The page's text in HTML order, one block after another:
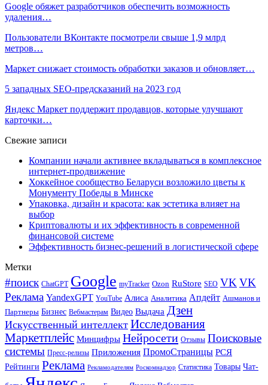
Google обяжет разработчиков обеспечить возможность
удаления…
Пользователи ВКонтакте посмотрели свыше 1,9 млрд
метров…
Маркет снижает стоимость обработки заказов и обновляет…
5 западных SEO-предсказаний на 2023 год
Яндекс Маркет поддержит продавцов, которые улучшают
карточки…
Свежие записи
Компании начали активнее вкладываться в комплексное
интернет-продвижение
Хоккейное сообщество Беларуси возложило цветы к
Монументу Победы в Минске
Упаковка, дизайн и красота: как эстетика влияет на
выбор
Криптовалюты и их эффективность в современной
финансовой системе
Эффективность бизнес-решений в логистической сфере
Метки
#поиск ChatGPT Google myTracker Ozon RuStore SEO VK VK
Реклама YandexGPT YouTube Алиса Аналитика Апдейт Ашманов и
Партнеры Бизнес Вебмастерам Видео Выдача Дзен
Искусственный интеллект Исследования
Маркетплейс Минцифры Нейросети Отзывы Поисковые
системы Пресс-релизы Приложения ПромоСтраницы РСЯ
Рейтинги Реклама Рекламодателям Роскомнадзор Статистика Товары Чат-